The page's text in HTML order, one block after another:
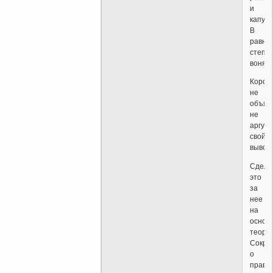
и
В
не
не
свой
вывод.
это
за
нее
на
о